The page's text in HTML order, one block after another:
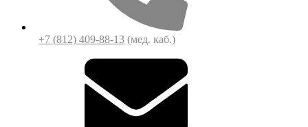
+7 (812) 409-88-13 (мед. каб.)